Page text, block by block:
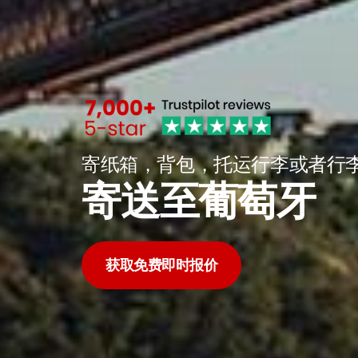
寄纸箱，背包，托运行李或者行
寄送至葡萄牙
获取免费即时报价